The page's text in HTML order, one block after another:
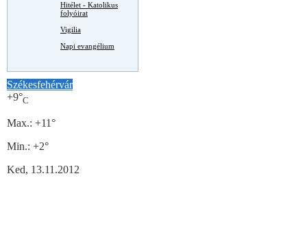
Hitélet - Katolikus
folyóirat
Vigilia
Napi evangélium
Székesfehérvár
+9°C
Max.: +11°
Min.: +2°
Ked, 13.11.2012